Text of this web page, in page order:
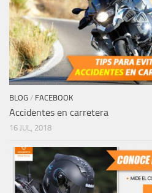
BLOG / FACEBOOK
Accidentes en carretera
16 JUL, 2018